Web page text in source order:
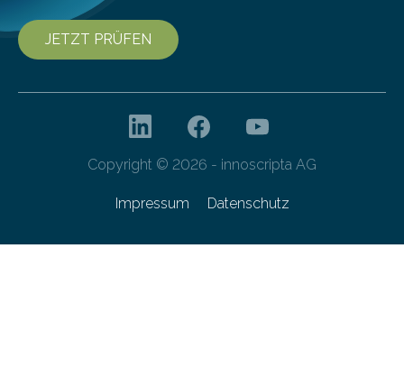
JETZT PRÜFEN
Copyright © 2026 - innoscripta AG
Impressum Datenschutz